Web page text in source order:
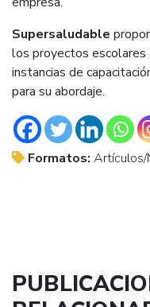
Supersaludable
los proyectos
instancias de
para su abordaje.
Formatos: Artículos/